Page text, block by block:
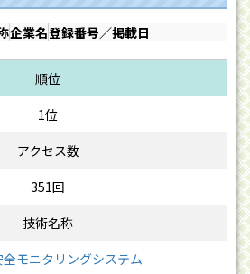
企業名登録番号／掲載日
1位
351回
全モニタリングシステム